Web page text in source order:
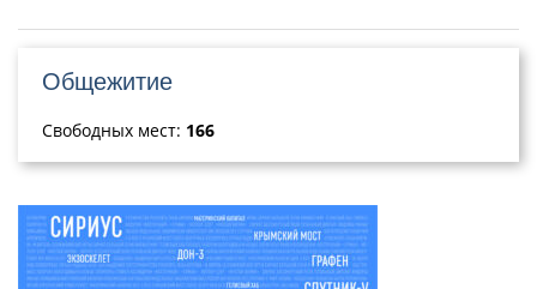
Общежитие
Свободных мест: 166